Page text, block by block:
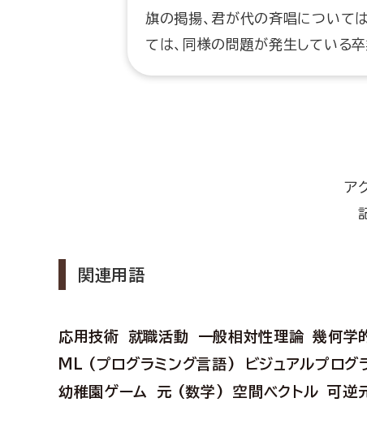
旗の掲揚、君が代の斉唱について
ては、同様の問題が発生している
ア
関連用語
応用技術 就職活動 一般相対性理論 幾何学
ML (プログラミング言語)
ビジュアルプログ
幼稚園ゲーム
元 (数学) 空間ベクトル 可逆